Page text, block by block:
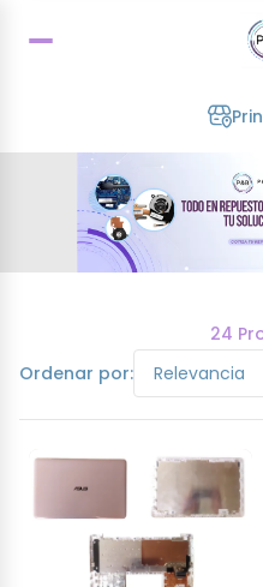
24
Ordenar por: